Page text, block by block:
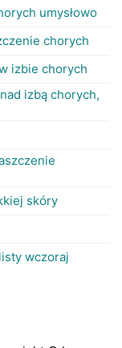
umysłowo
chorych
izbie chorych
izbą chorych,
skóry
wczoraj